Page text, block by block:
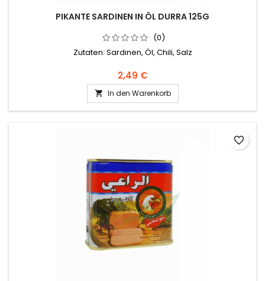
PIKANTE SARDINEN IN ÖL DURRA 125G
(0)
Zutaten: Sardinen, Öl, Chili, Salz
2,49 €
 In den Warenkorb
favorite_border